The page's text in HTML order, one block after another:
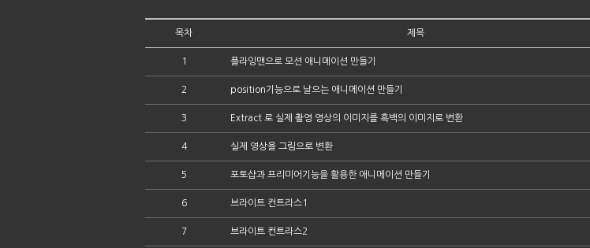
목차 제목
1 플라잉맨으로 모션 애니메이션 만들기
2 position기능으로 날으는 애니메이션 만들기
3 Extract 로 실제 촬영 영상의 이미지를 흑백의 이미지로 변환
4 실제 영상을 그림으로 변환
5 포토샵과 프리미어기능을 활용한 애니메이션 만들기
6 브라이트 컨트라스1
7 브라이트 컨트라스2